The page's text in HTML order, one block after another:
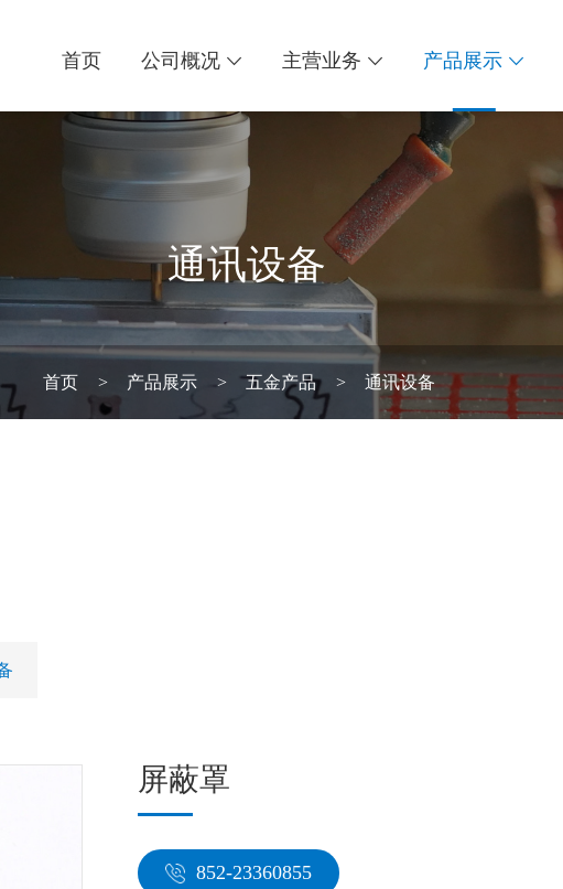
首页 公司概况  主营业务  产品展示 
通讯设备
首页 > 产品展示 > 五金产品 > 通讯设备
屏蔽罩
852-23360855